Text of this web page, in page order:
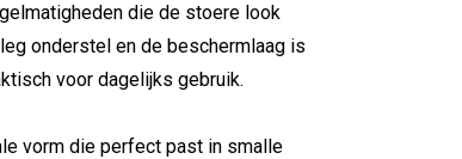
die de stoere look
onderstel en de beschermlaag is
voor dagelijks gebruik.
vorm die perfect past in smalle